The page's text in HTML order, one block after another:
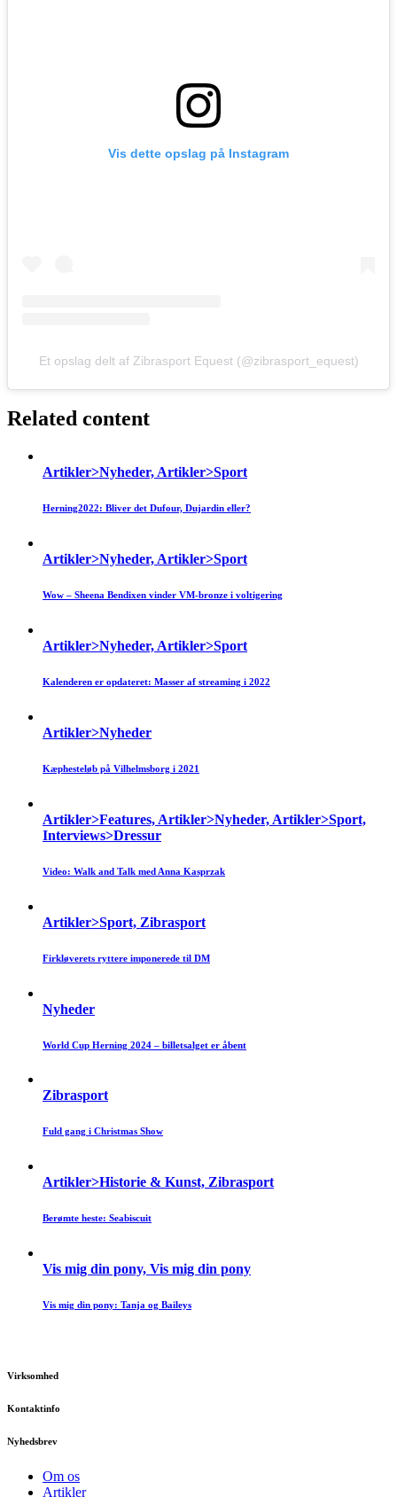
Vis dette opslag på Instagram
Et opslag delt af Zibrasport Equest (@zibrasport_equest)
Related content
Artikler>Nyheder, Artikler>Sport
Herning2022: Bliver det Dufour, Dujardin eller?
Artikler>Nyheder, Artikler>Sport
Wow – Sheena Bendixen vinder VM-bronze i voltigering
Artikler>Nyheder, Artikler>Sport
Kalenderen er opdateret: Masser af streaming i 2022
Artikler>Nyheder
Kæphesteløb på Vilhelmsborg i 2021
Artikler>Features, Artikler>Nyheder, Artikler>Sport,
Interviews>Dressur
Video: Walk and Talk med Anna Kasprzak
Artikler>Sport, Zibrasport
Firkløverets ryttere imponerede til DM
Nyheder
World Cup Herning 2024 – billetsalget er åbent
Zibrasport
Fuld gang i Christmas Show
Artikler>Historie & Kunst, Zibrasport
Berømte heste: Seabiscuit
Vis mig din pony, Vis mig din pony
Vis mig din pony: Tanja og Baileys
Virksomhed
Kontaktinfo
Nyhedsbrev
Om os
Artikler